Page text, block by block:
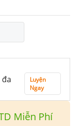
Luyện
Ngay
Miễn Phí